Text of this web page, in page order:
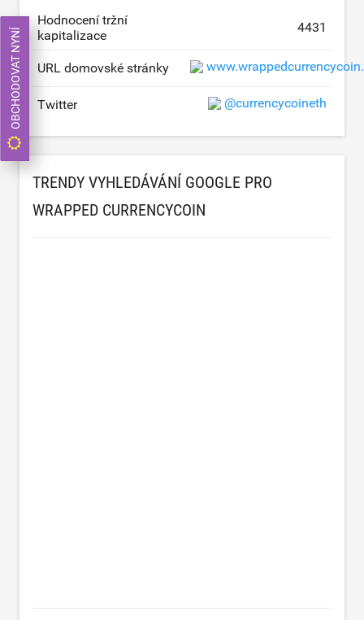
Hodnocení tržní
kapitalizace
4431
URL domovské stránky
Twitter @currencycoineth
TRENDY VYHLEDÁVÁNÍ GOOGLE PRO
WRAPPED CURRENCYCOIN
OBCHODOVAT NYNÍ